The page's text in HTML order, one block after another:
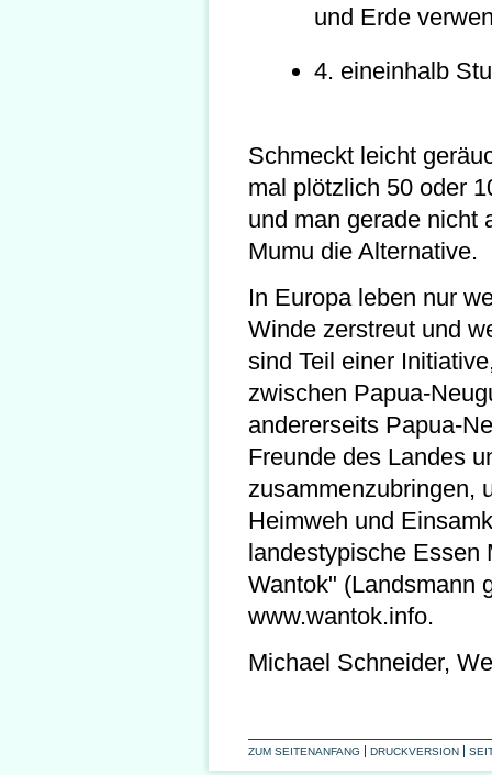
und Erde
4. eineinhalb
Schmeckt leicht
mal plötzlich 50 oder
und man gerade nicht
Mumu die Alternative.
In Europa leben nur
Winde zerstreut und
sind Teil einer
zwischen Papua-
andererseits Papua-
Freunde des Landes
zusammenzubringen,
Heimweh und
landestypische Essen
Wantok" (Landsmann
www.wantok.info.
Michael Schneider,
ZUM SEITENANFANG DRUCKVERSION